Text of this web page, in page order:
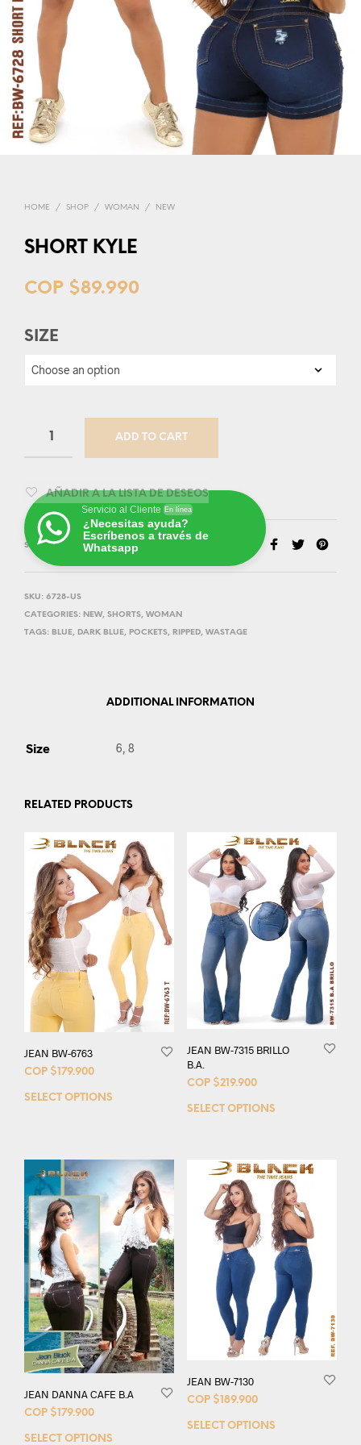
HOME / SHOP / WOMAN / NEW
SHORT KYLE
COP $89.990
SIZE
ADD TO CART
Servicio al Cliente En línea
¿Necesitas ayuda?
Escríbenos a través de
Whatsapp
AÑADIR A LA LISTA DE DESEOS
SHARE THIS PRODUCT
SKU: 6728-US
CATEGORIES: NEW, SHORTS, WOMAN
TAGS: BLUE, DARK BLUE, POCKETS, RIPPED, WASTAGE
ADDITIONAL INFORMATION
Size 6, 8
RELATED PRODUCTS
JEAN BW-6763
COP $ 179.900
SELECT OPTIONS
JEAN BW-7315 BRILLO
B.A.
COP $219.900
SELECT OPTIONS
JEAN DANNA CAFE B.A
COP $179.900
SELECT OPTIONS
JEAN BW-7130
COP $189.900
SELECT OPTIONS